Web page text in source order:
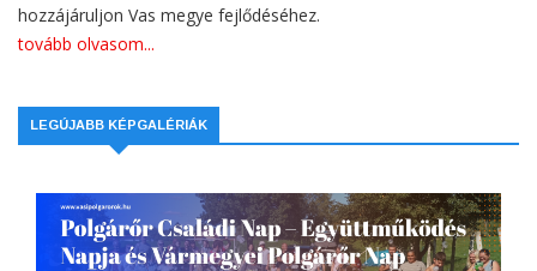
hozzájáruljon Vas megye fejlődéséhez.
tovább olvasom...
LEGÚJABB KÉPGALÉRIÁK